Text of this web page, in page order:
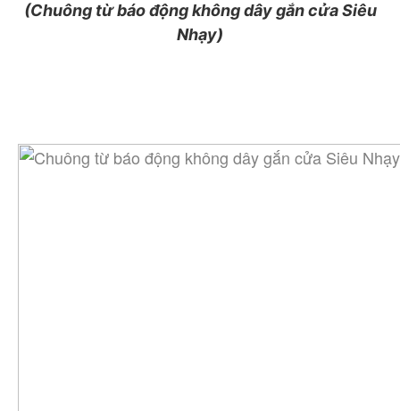
(Chuông từ báo động không dây gắn cửa Siêu
Nhạy)